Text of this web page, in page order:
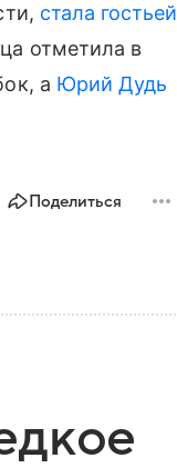
стала гостьей
отметила в
а Юрий Дудь
Поделиться